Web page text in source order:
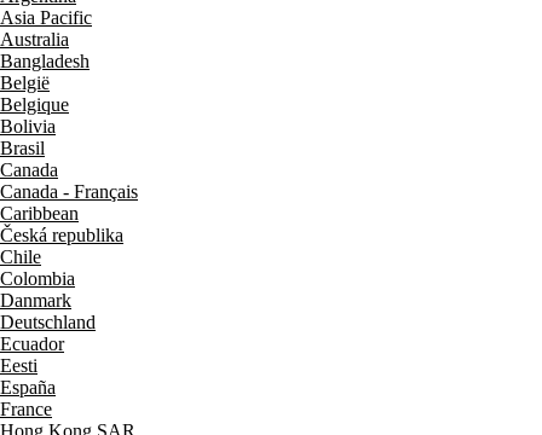
Asia Pacific
Australia
Bangladesh
België
Belgique
Bolivia
Brasil
Canada
Canada - Français
Caribbean
Česká republika
Chile
Colombia
Danmark
Deutschland
Ecuador
Eesti
España
France
Hong Kong SAR